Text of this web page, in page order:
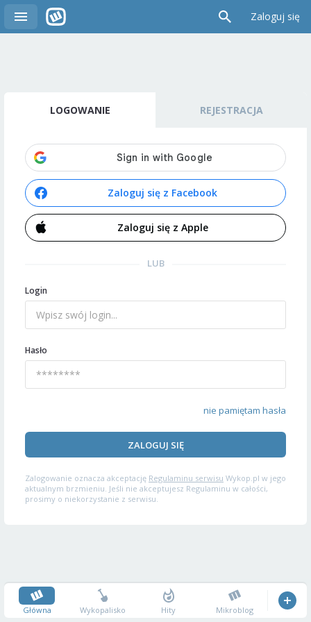
Zaloguj się
LOGOWANIE REJESTRACJA
Zaloguj się z Facebook
Zaloguj się z Apple
LUB
Login
Hasło
nie pamiętam hasła
ZALOGUJ SIĘ
Zalogowanie oznacza akceptację Regulaminu serwisu Wykop.pl w jego
aktualnym brzmieniu. Jeśli nie akceptujesz Regulaminu w całości,
prosimy o niekorzystanie z serwisu.
Główna Wykopalisko Hity Mikroblog